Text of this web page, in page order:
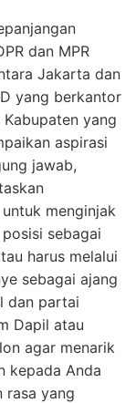
dan MPR
Jakarta dan
yang berkantor
yang
aspirasi
jawab,
menginjak
sebagai
harus melalui
sebagai ajang
dan partai
Dapil atau
agar menarik
kepada Anda
rasa yang